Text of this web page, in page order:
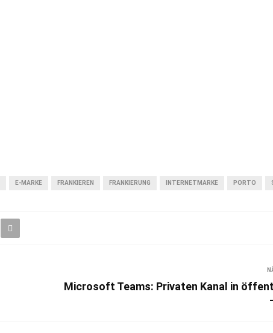
E-MARKE FRANKIEREN FRANKIERUNG INTERNETMARKE PORTO
Microsoft Teams: Privaten Kanal in